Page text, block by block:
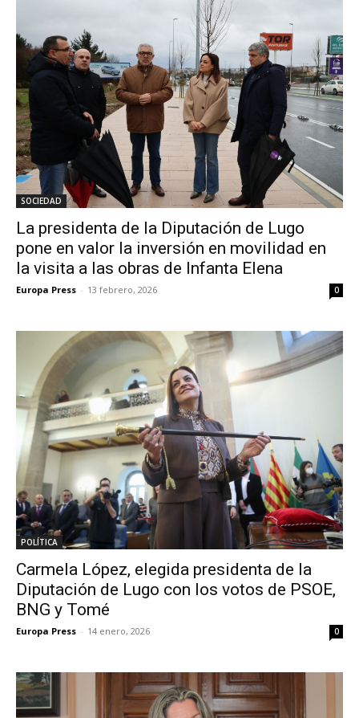
SOCIEDAD
La presidenta de la Diputación de Lugo
pone en valor la inversión en movilidad en
la visita a las obras de Infanta Elena
Europa Press - 13 febrero, 2026 0
POLÍTICA
Carmela López, elegida presidenta de la
Diputación de Lugo con los votos de PSOE,
BNG y Tomé
Europa Press - 14 enero, 2026 0